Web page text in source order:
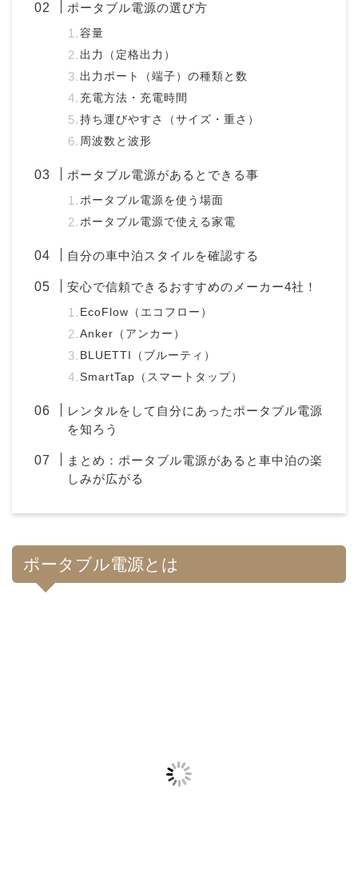
ポータブル電源の選び方
容量
出力（定格出力）
出力ポート（端子）の種類と数
充電方法・充電時間
持ち運びやすさ（サイズ・重さ）
周波数と波形
ポータブル電源があるとできる事
ポータブル電源を使う場面
ポータブル電源で使える家電
自分の車中泊スタイルを確認する
安心で信頼できるおすすめのメーカー4社！
EcoFlow（エコフロー）
Anker（アンカー）
BLUETTI（ブルーティ）
SmartTap（スマートタップ）
レンタルをして自分にあったポータブル電源
を知ろう
まとめ：ポータブル電源があると車中泊の楽
しみが広がる
ポータブル電源とは